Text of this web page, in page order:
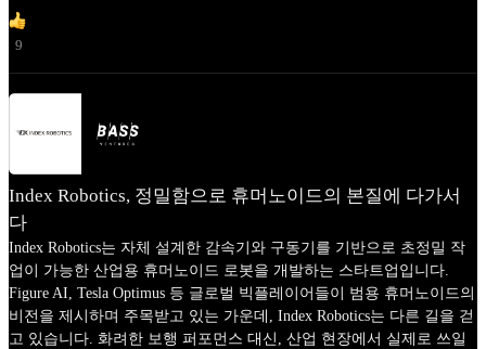
9
Index Robotics, 정밀함으로 휴머노이드의 본질에 다가서
다
Index Robotics는 자체 설계한 감속기와 구동기를 기반으로 초정밀 작
업이 가능한 산업용 휴머노이드 로봇을 개발하는 스타트업입니다.
Figure AI, Tesla Optimus 등 글로벌 빅플레이어들이 범용 휴머노이드의
비전을 제시하며 주목받고 있는 가운데, Index Robotics는 다른 길을 걷
고 있습니다. 화려한 보행 퍼포먼스 대신, 산업 현장에서 실제로 쓰일